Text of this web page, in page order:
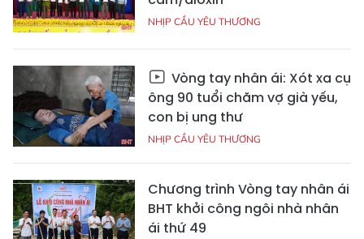
NHỊP CẦU YÊU THƯƠNG
Vòng tay nhân ái: Xót xa cụ
ông 90 tuổi chăm vợ già yếu,
con bị ung thư
NHỊP CẦU YÊU THƯƠNG
Chương trình Vòng tay nhân ái
BHT khởi công ngôi nhà nhân
ái thứ 49